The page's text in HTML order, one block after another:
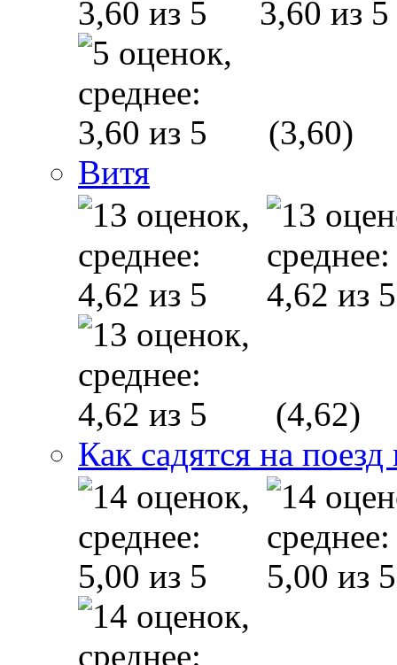
(3,60)
Витя
(4,62)
Как садятся на